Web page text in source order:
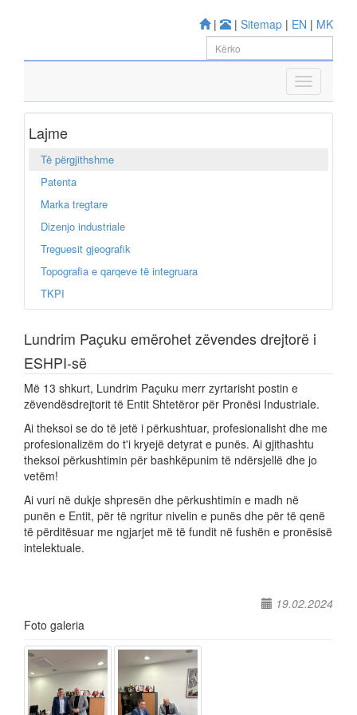
| | Sitemap | EN | MK
Lajme
Të përgjithshme
Patenta
Marka tregtare
Dizenjo industriale
Treguesit gjeografik
Topografia e qarqeve të integruara
TKPI
Lundrim Paçuku emërohet zëvendes drejtorë i
ESHPI-së
Më 13 shkurt, Lundrim Paçuku merr zyrtarisht postin e
zëvendësdrejtorit të Entit Shtetëror për Pronësi Industriale.
Ai theksoi se do të jetë i përkushtuar, profesionalisht dhe me
profesionalizëm do t'i kryejë detyrat e punës. Ai gjithashtu
theksoi përkushtimin për bashkëpunim të ndërsjellë dhe jo
vetëm!
Ai vuri në dukje shpresën dhe përkushtimin e madh në
punën e Entit, për të ngritur nivelin e punës dhe për të qenë
të përditësuar me ngjarjet më të fundit në fushën e pronësisë
intelektuale.
19.02.2024
Foto galeria